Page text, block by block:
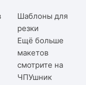
Шаблоны для
резки
Ещё больше
макетов
смотрите на
ЧПУшник